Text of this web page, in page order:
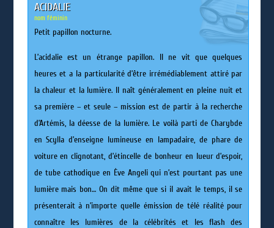
ACIDALIE
nom féminin
Petit papillon nocturne.
L’acidalie est un étrange papillon. Il ne vit que quelques
heures et a la particularité d’être irrémédiablement attiré par
la chaleur et la lumière. Il naît généralement en pleine nuit et
sa première – et seule – mission est de partir à la recherche
d’Artémis, la déesse de la lumière. Le voilà parti de Charybde
en Scylla d’enseigne lumineuse en lampadaire, de phare de
voiture en clignotant, d’étincelle de bonheur en lueur d’espoir,
de tube cathodique en Ève Angeli qui n’est pourtant pas une
lumière mais bon… On dit même que si il avait le temps, il se
présenterait à n’importe quelle émission de télé réalité pour
connaître les lumières de la célébrités et les flash des